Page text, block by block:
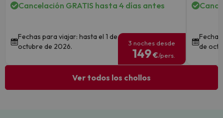
Cancelación GRATIS hasta 4 días antes
Fechas para viajar: hasta el 1 de
octubre de 2026.
3 noches desde
149€/pers.
de
Ver todos los chollos